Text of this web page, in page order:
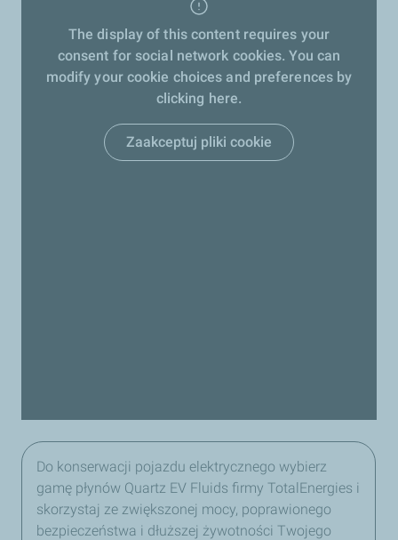
The display of this content requires your
consent for social network cookies. You can
modify your cookie choices and preferences by
clicking here.
Zaakceptuj pliki cookie
Do konserwacji pojazdu elektrycznego wybierz
gamę płynów Quartz EV Fluids firmy TotalEnergies i
skorzystaj ze zwiększonej mocy, poprawionego
bezpieczeństwa i dłuższej żywotności Twojego